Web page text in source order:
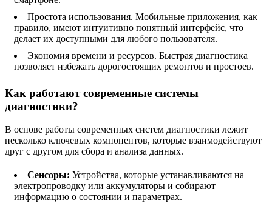
Простота использования. Мобильные приложения, как
правило, имеют интуитивно понятный интерфейс, что
делает их доступными для любого пользователя.
Экономия времени и ресурсов. Быстрая диагностика
позволяет избежать дорогостоящих ремонтов и простоев.
Как работают современные системы
диагностики?
В основе работы современных систем диагностики лежит
несколько ключевых компонентов, которые взаимодействуют
друг с другом для сбора и анализа данных.
Сенсоры: Устройства, которые устанавливаются на
электропроводку или аккумуляторы и собирают
информацию о состоянии и параметрах.